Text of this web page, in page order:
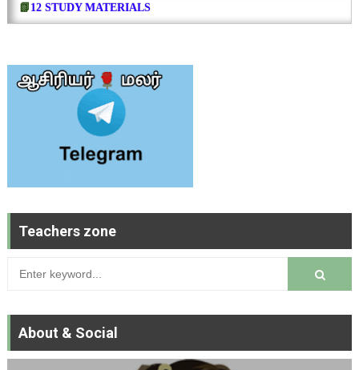
📗 12 STUDY MATERIALS
Teachers zone
About & Social